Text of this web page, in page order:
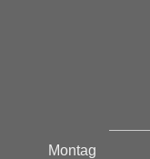
Montag